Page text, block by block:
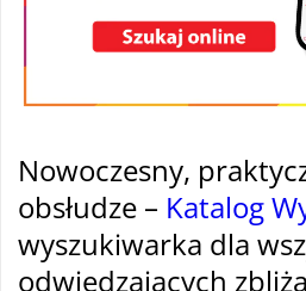
Nowoczesny,
obsłudze – Katalog
wyszukiwarka dla
odwiedzających